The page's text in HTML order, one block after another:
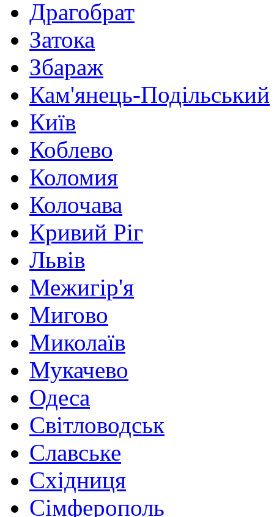
Драгобрат
Затока
Збараж
Кам'янець-Подільський
Київ
Коблево
Коломия
Колочава
Кривий Ріг
Львів
Межигір'я
Мигово
Миколаїв
Мукачево
Одеса
Світловодськ
Славське
Східниця
Сімферополь